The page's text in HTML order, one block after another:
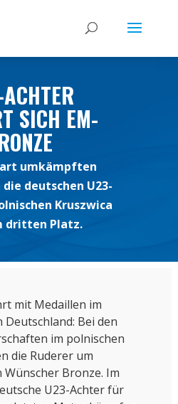
SICH EM-
umkämpften
deutschen U23-
Kruszwica
dritten Platz.
mit Medaillen im
Deutschland: Bei den
im polnischen
die Ruderer um
Bronze. Im
U23-Achter für